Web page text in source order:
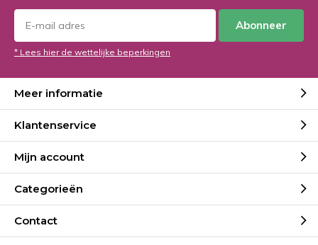
Abonneer
* Lees hier de wettelijke beperkingen
Meer informatie
Klantenservice
Mijn account
Categorieën
Contact